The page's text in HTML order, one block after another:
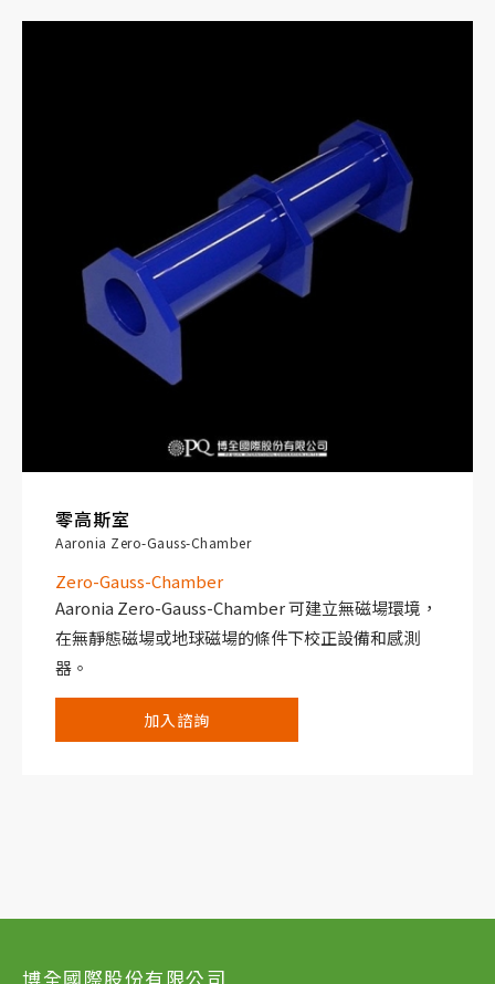
零高斯室
Aaronia Zero-Gauss-Chamber
Zero-Gauss-Chamber
Aaronia Zero-Gauss-Chamber 可建立無磁場環境，
在無靜態磁場或地球磁場的條件下校正設備和感測
器。
加入諮詢
博全國際股份有限公司